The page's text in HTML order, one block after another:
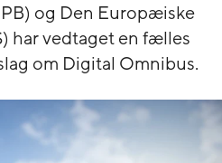
og Den Europæiske
har vedtaget en fælles
om Digital Omnibus.